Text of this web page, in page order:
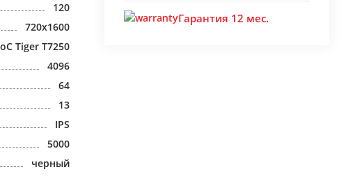
120
720x1600
Tiger T7250
4096
64
13
IPS
5000
черный
Гарантия 12 мес.